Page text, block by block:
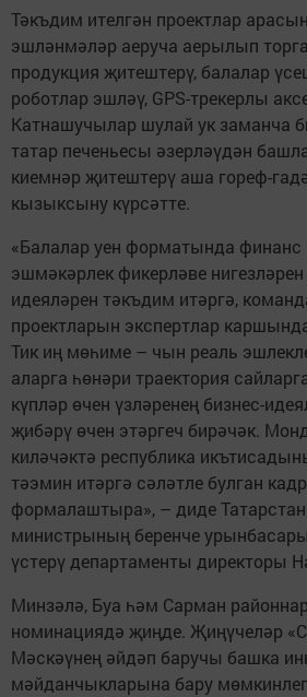
Тәкъдим ителгән проектлар
эшләнмәләр аеруча аерылып
продукция җитештерү, балалар
роботлар эшләү, GPS-трекерлы
Катнашучылар шулай ук заманча
татар печеньесы әзерләүдән
киемнәр җитештерү аша гореф-
кызыксыну күрсәтте.
«Балалар уен форматында
эшмәкәрлек фикерләве
идеяләрен тәкъдим итәргә,
проектларын экспертлар
Тик иң мөһиме – чын реаль
аларга һөнәри траектория
күпләр өчен үзләренең бизнес-
җибәрү өчен этәргеч бирәчәк.
киләчәктә республика
тәэмин итәргә сәләтле булган
формалаштыра», – диде Татарстан
министрының беренче
үстерү департаменты директоры
Минзәлә, Буа һәм Сарман
номинациядә җиңде. Җиңүчеләр
Мәскәүнең әйдәп баручы башка
мәйданчыкларына бару